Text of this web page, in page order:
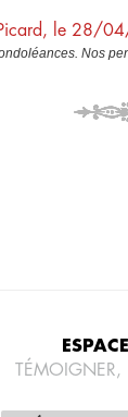
Picard, le 28/
Nos